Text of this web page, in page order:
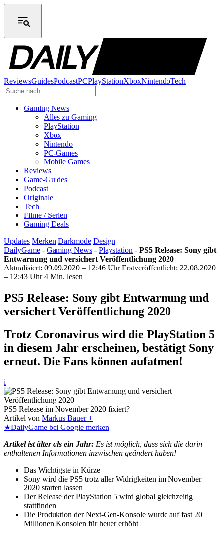
ReviewsGuidesPodcastPCPlayStationXboxNintendoTech
Gaming News
Alles zu Gaming
PlayStation
Xbox
Nintendo
PC-Games
Mobile Games
Reviews
Game-Guides
Podcast
Originale
Tech
Filme / Serien
Gaming Deals
Updates Merken Darkmode Design
DailyGame - Gaming News - Playstation - PS5 Release: Sony gibt
Entwarnung und versichert Veröffentlichung 2020
Aktualisiert: 09.09.2020 – 12:46 Uhr Erstveröffentlicht: 22.08.2020
– 12:43 Uhr 4 Min. lesen
PS5 Release: Sony gibt Entwarnung und
versichert Veröffentlichung 2020
Trotz Coronavirus wird die PlayStation 5
in diesem Jahr erscheinen, bestätigt Sony
erneut. Die Fans können aufatmen!
i
PS5 Release im November 2020 fixiert?
Artikel von Markus Bauer +
★DailyGame bei Google merken
Artikel ist älter als ein Jahr: Es ist möglich, dass sich die darin
enthaltenen Informationen inzwischen geändert haben!
Das Wichtigste in Kürze
Sony wird die PS5 trotz aller Widrigkeiten im November
2020 starten lassen
Der Release der PlayStation 5 wird global gleichzeitig
stattfinden
Die Produktion der Next-Gen-Konsole wurde auf fast 20
Millionen Konsolen für heuer erhöht